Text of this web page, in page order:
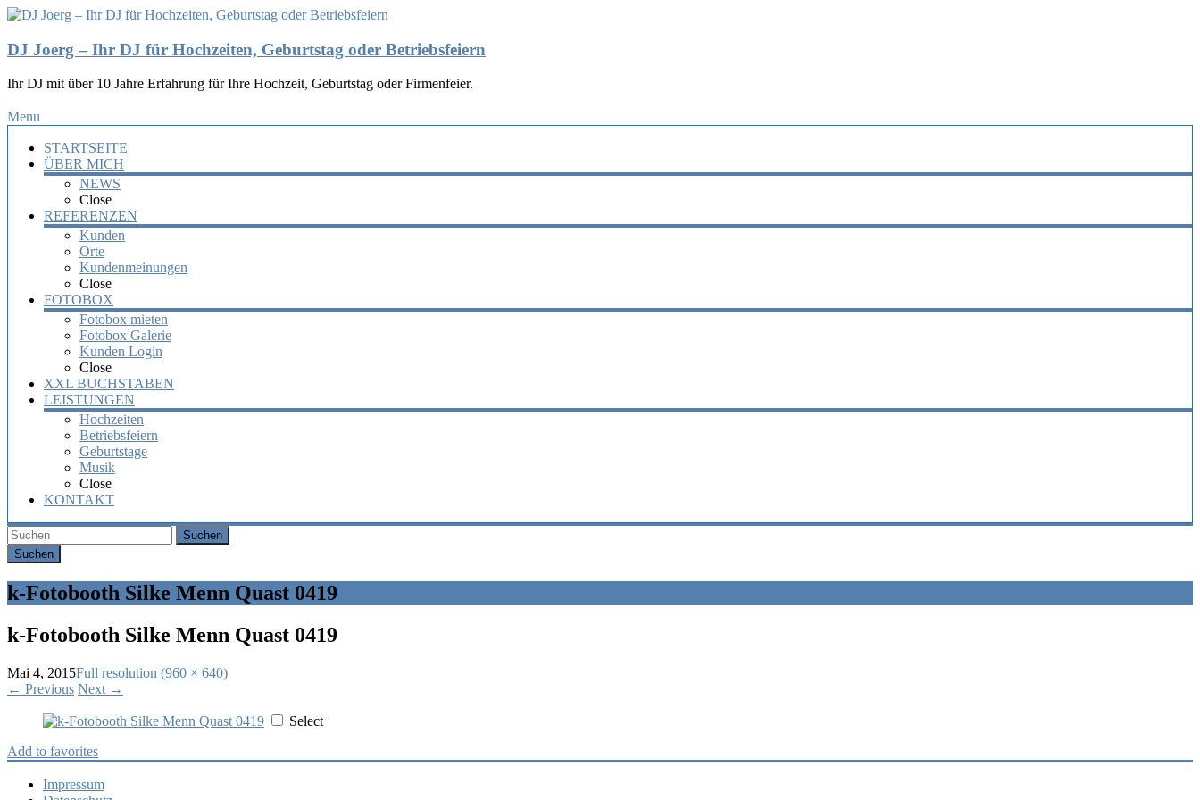
DJ Joerg – Ihr DJ für Hochzeiten, Geburtstag oder Betriebsfeiern
Ihr DJ mit über 10 Jahre Erfahrung für Ihre Hochzeit, Geburtstag oder Firmenfeier.
Menu
STARTSEITE
ÜBER MICH
NEWS
Close
REFERENZEN
Kunden
Orte
Kundenmeinungen
Close
FOTOBOX
Fotobox mieten
Fotobox Galerie
Kunden Login
Close
XXL BUCHSTABEN
LEISTUNGEN
Hochzeiten
Betriebsfeiern
Geburtstage
Musik
Close
KONTAKT
Suchen
k-Fotobooth Silke Menn Quast 0419
k-Fotobooth Silke Menn Quast 0419
Mai 4, 2015Full resolution (960 × 640)
← Previous Next →
Select
Add to favorites
Impressum